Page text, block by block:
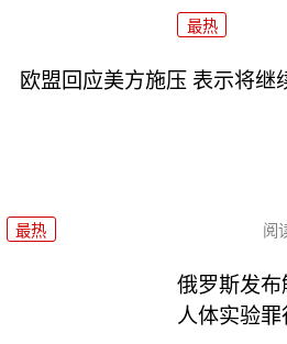
最热
欧盟回应美方施压 表示将继
最热 阅
俄罗斯发
人体实验罪